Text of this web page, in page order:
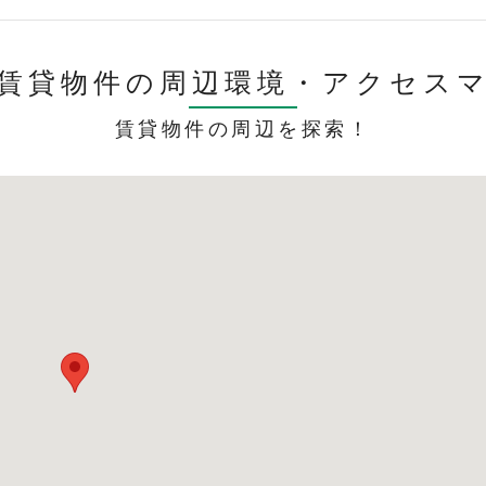
貸物件の周辺環境・ アクセス
賃貸物件の周辺を探索！